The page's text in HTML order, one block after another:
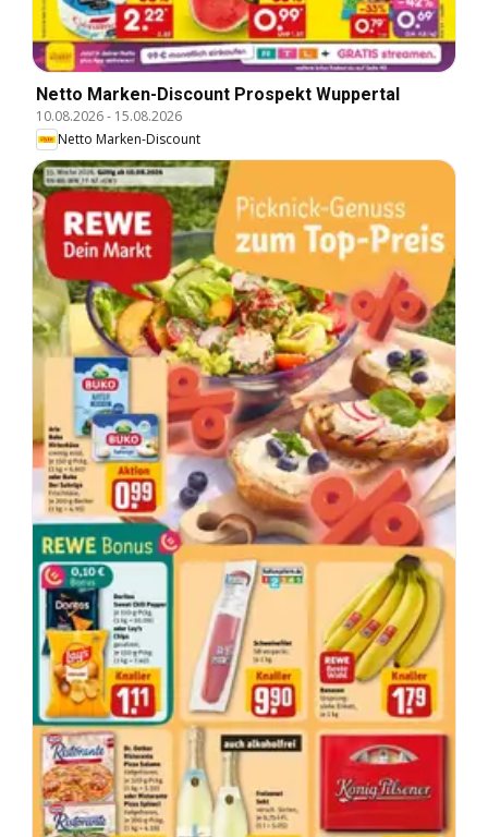
Netto Marken-Discount Prospekt Wuppertal
10.08.2026- 15.08.2026
Netto Marken-Discount